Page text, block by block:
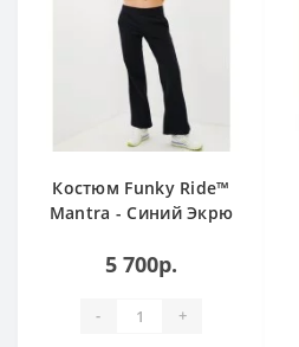
Костюм Funky Ride™
Mantra - Синий Экрю
5 700р.
- +